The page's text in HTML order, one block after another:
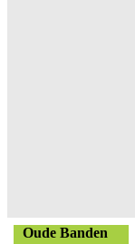
Oude Banden